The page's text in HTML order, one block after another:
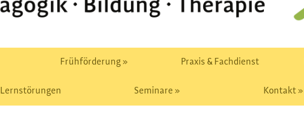
Frühförderung » Praxis & Fachdienst
Lernstörungen Seminare » Kontakt »